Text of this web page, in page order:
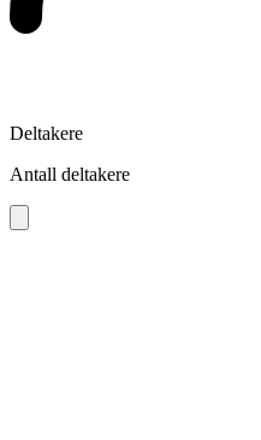
Deltakere
Antall deltakere